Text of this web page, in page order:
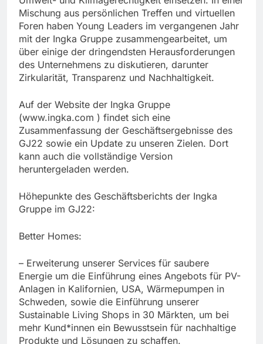
Mischung aus persönlichen Treffen und virtuellen
Foren haben Young Leaders im vergangenen Jahr
mit der Ingka Gruppe zusammengearbeitet, um
über einige der dringendsten Herausforderungen
des Unternehmens zu diskutieren, darunter
Zirkularität, Transparenz und Nachhaltigkeit.
Auf der Website der Ingka Gruppe
(www.ingka.com ) findet sich eine
Zusammenfassung der Geschäftsergebnisse des
GJ22 sowie ein Update zu unseren Zielen. Dort
kann auch die vollständige Version
heruntergeladen werden.
Höhepunkte des Geschäftsberichts der Ingka
Gruppe im GJ22:
Better Homes:
– Erweiterung unserer Services für saubere
Energie um die Einführung eines Angebots für PV-
Anlagen in Kalifornien, USA, Wärmepumpen in
Schweden, sowie die Einführung unserer
Sustainable Living Shops in 30 Märkten, um bei
mehr Kund*innen ein Bewusstsein für nachhaltige
Produkte und Lösungen zu schaffen.